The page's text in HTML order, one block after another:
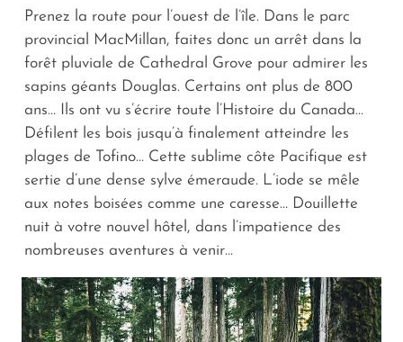
Prenez la route pour l’ouest de l’île. Dans le parc
provincial MacMillan, faites donc un arrêt dans la
forêt pluviale de Cathedral Grove pour admirer les
sapins géants Douglas. Certains ont plus de 800
ans… Ils ont vu s’écrire toute l’Histoire du Canada…
Défilent les bois jusqu’à finalement atteindre les
plages de Tofino… Cette sublime côte Pacifique est
sertie d’une dense sylve émeraude. L’iode se mêle
aux notes boisées comme une caresse… Douillette
nuit à votre nouvel hôtel, dans l’impatience des
nombreuses aventures à venir…